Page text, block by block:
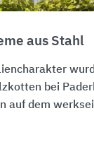
aus Stahl
bei
auf dem